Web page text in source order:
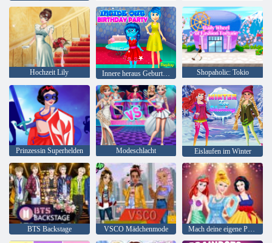
Hochzeit Lily Innere heraus Geburtstagsfeier Shopaholic: Tokio
Prinzessin Superhelden Modeschlacht Eislaufen im Winter
BTS Backstage VSCO Mädchenmode Mach deine eigene Prinzessin